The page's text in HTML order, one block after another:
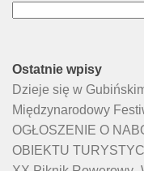
Ostatnie wpisy
Dzieje się w
Międzynarodowy
OGŁOSZENIE O
OBIEKTU